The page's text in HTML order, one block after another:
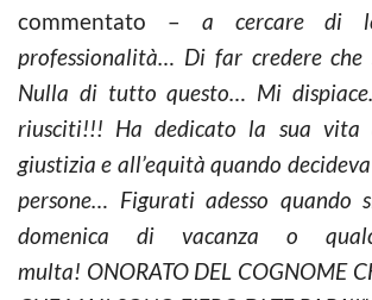
commentato – a cercare di
professionalità… Di far credere che
Nulla di tutto questo… Mi
riusciti!!! Ha dedicato la sua vita
giustizia e all’equità quando
persone… Figurati adesso quando
domenica di vacanza o
multa! ONORATO DEL COGNOME